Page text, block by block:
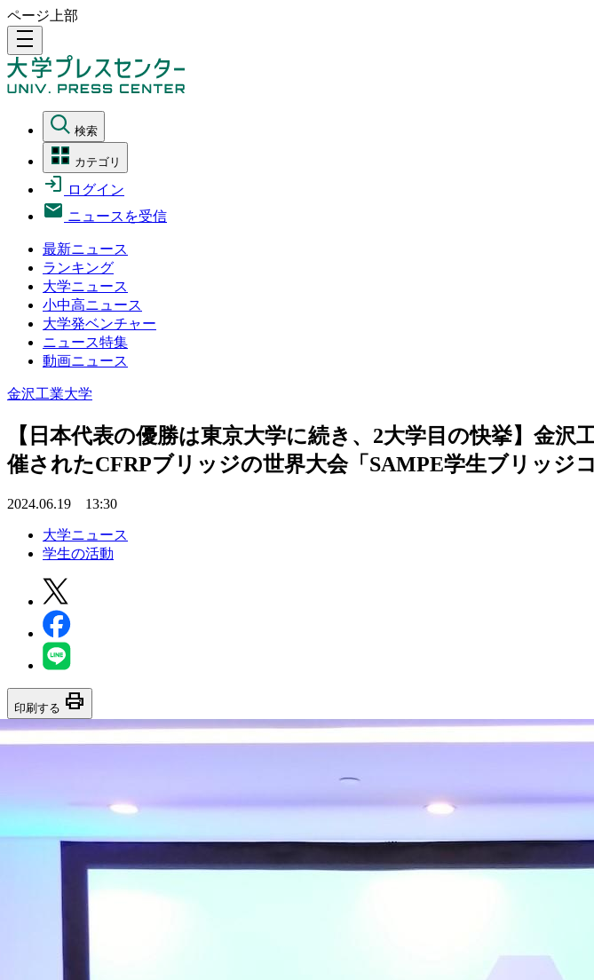
ページ上部
density_medium
検索
カテゴリ
ログイン
ニュースを受信
最新ニュース
ランキング
大学ニュース
小中高ニュース
大学発ベンチャー
ニュース特集
動画ニュース
金沢工業大学
【日本代表の優勝は東京大学に続き、2大学目の快挙】金
催されたCFRPブリッジの世界大会「SAMPE学生ブリッジ
2024.06.19 13:30
大学ニュース
学生の活動
印刷する print